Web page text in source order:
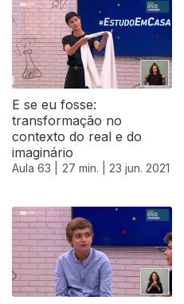
E se eu fosse:
transformação no
contexto do real e do
imaginário
Aula 63 | 27 min. | 23 jun. 2021